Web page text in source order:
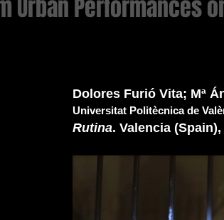
Urban Performances
Dolores Furió Vita; Mª
Universitat Politècnica de
Rutina. Valencia (Spain),